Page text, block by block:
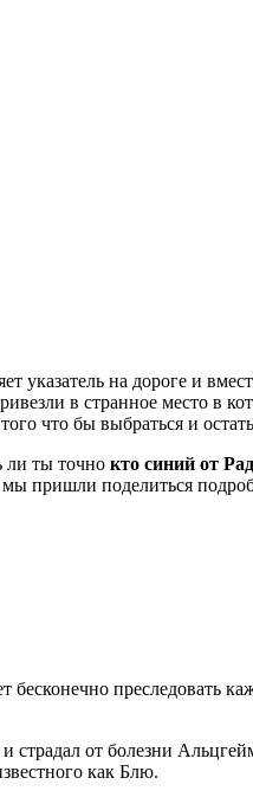
на дороге и
в странное место в
что бы выбраться и
ли ты точно кто синий от
пришли поделиться
преследовать
от болезни
как Блю.